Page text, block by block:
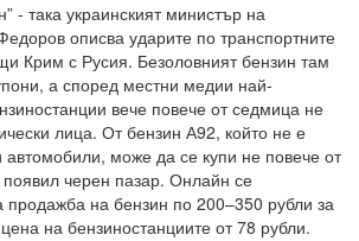
- така украинският министър на
описва ударите по транспортните
Крим с Русия. Безоловният бензин там
а според местни медии най-
вече повече от седмица не
лица. От бензин А92, който не е
автомобили, може да се купи не повече от
черен пазар. Онлайн се
продажба на бензин по 200–350 рубли за
на бензиностанциите от 78 рубли.